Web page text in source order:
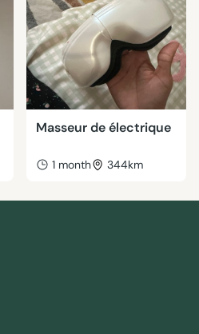
Masseur de électrique
1 month 344km